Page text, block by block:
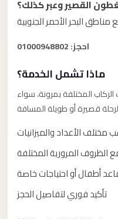
القصير وعبر كذلك؟
احجز: 01000948802
ماذا تشمل الخدمة؟
المختلفة بمرونة، سواء
مختلف الأعداد والميزانيات
المرورية المختلفة
أطفال أو احتياجات خاصة
تأكيد فوري لتفاصيل الحجز
Companies
Cairo
Airport
Third
Settlement
limousine
cairo